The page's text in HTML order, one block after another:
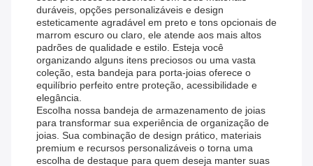
duráveis, opções personalizáveis ​​e design
esteticamente agradável em preto e tons opcionais de
marrom escuro ou claro, ele atende aos mais altos
padrões de qualidade e estilo. Esteja você
organizando alguns itens preciosos ou uma vasta
coleção, esta bandeja para porta-joias oferece o
equilíbrio perfeito entre proteção, acessibilidade e
elegância.
Escolha nossa bandeja de armazenamento de joias
para transformar sua experiência de organização de
joias. Sua combinação de design prático, materiais
premium e recursos personalizáveis ​​o torna uma
escolha de destaque para quem deseja manter suas